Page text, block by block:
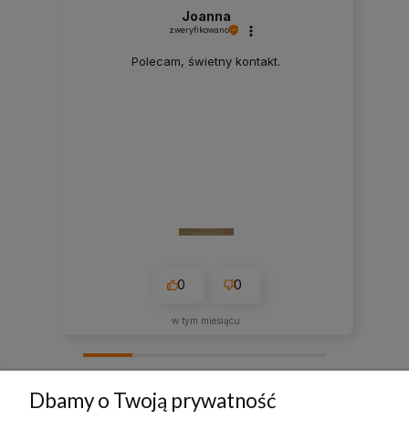
Joanna
zweryfikowano
Polecam, świetny kontakt.
0 0
w tym miesiącu
Dbamy o Twoją prywatność